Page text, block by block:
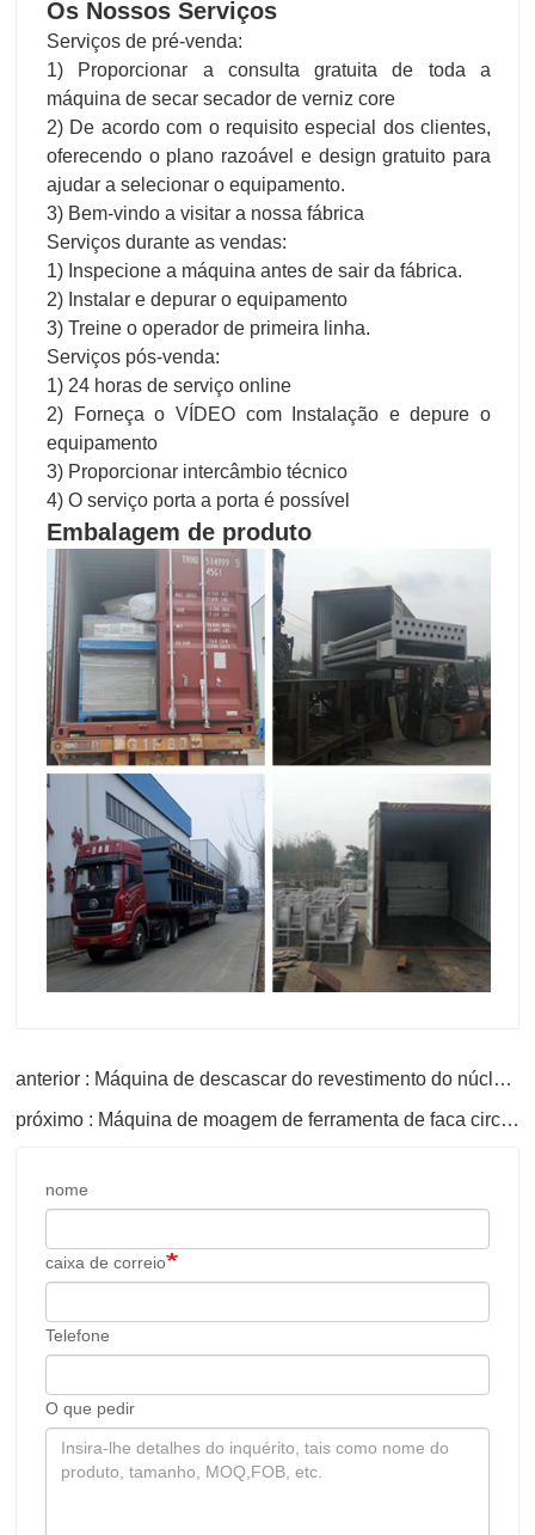
Os Nossos Serviços
Serviços de pré-venda:
1) Proporcionar a consulta gratuita de toda a
máquina de secar secador de verniz core
2) De acordo com o requisito especial dos clientes,
oferecendo o plano razoável e design gratuito para
ajudar a selecionar o equipamento.
3) Bem-vindo a visitar a nossa fábrica
Serviços durante as vendas:
1) Inspecione a máquina antes de sair da fábrica.
2) Instalar e depurar o equipamento
3) Treine o operador de primeira linha.
Serviços pós-venda:
1) 24 horas de serviço online
2) Forneça o VÍDEO com Instalação e depure o
equipamento
3) Proporcionar intercâmbio técnico
4) O serviço porta a porta é possível
Embalagem de produto
anterior : Máquina de descascar do revestimento do núcleo de madeira
próximo : Máquina de moagem de ferramenta de faca circular
nome
caixa de correio
Telefone
O que pedir